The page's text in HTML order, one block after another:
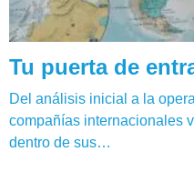
Tu puerta de
Del análisis inicial a la
compañías internacionales
dentro de sus…